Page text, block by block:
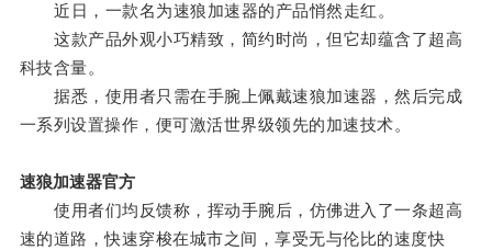
近日，一款名为速狼加速器的产品悄然走红。
这款产品外观小巧精致，简约时尚，但它却蕴含了超高
科技含量。
据悉，使用者只需在手腕上佩戴速狼加速器，然后完成
一系列设置操作，便可激活世界级领先的加速技术。
速狼加速器官方
使用者们均反馈称，挥动手腕后，仿佛进入了一条超高
速的道路，快速穿梭在城市之间，享受无与伦比的速度快